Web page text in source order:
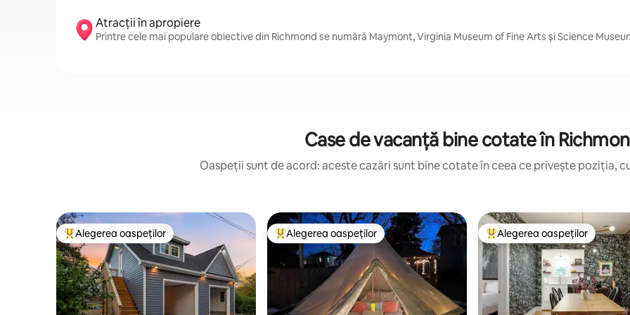
Atracții în apropiere
Printre cele mai populare obiective din Richmond se numără Maymont, Virginia Museum of Fine Arts și Science
Case de vacanță bine cotate în
Oaspeții sunt de acord: aceste cazări sunt bine cotate în ceea ce privește poziția,
Locuință din topul categoriei Alegerea oaspeților
Alegerea oaspeților Locuință din topul categoriei Alegerea oaspeților
Alegerea oaspeților Locuință din topul categoriei
Alegerea oaspeților